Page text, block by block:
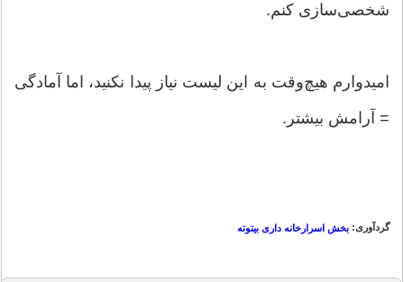
شخصی‌سازی کنم.
امیدوارم هیچ‌وقت به این لیست نیاز پیدا نکنید، اما آمادگی
= آرامش بیشتر.
گردآوری: بخش اسرارخانه داری بیتوته